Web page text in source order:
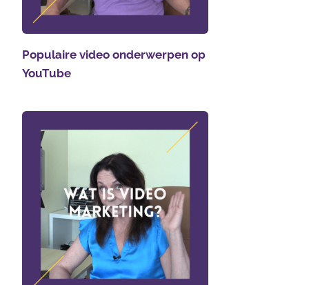
Populaire video onderwerpen op
YouTube